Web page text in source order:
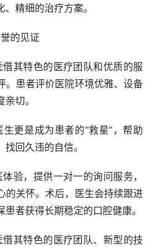
精细的治疗方案。
的见证
。患者评价医院环境优雅、设备
切。
回久违的自信。
的关怀。术后，医生会持续跟进
者获得长期稳定的口腔健康。